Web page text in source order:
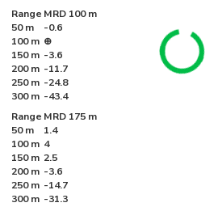
Range MRD 100 m
50 m
-0.6
100 m ⊕
150 m -3.6
200 m -11.7
250 m -24.8
300 m -43.4
Range MRD 175 m
50 m
1.4
100 m 4
150 m 2.5
200 m -3.6
250 m -14.7
300 m -31.3